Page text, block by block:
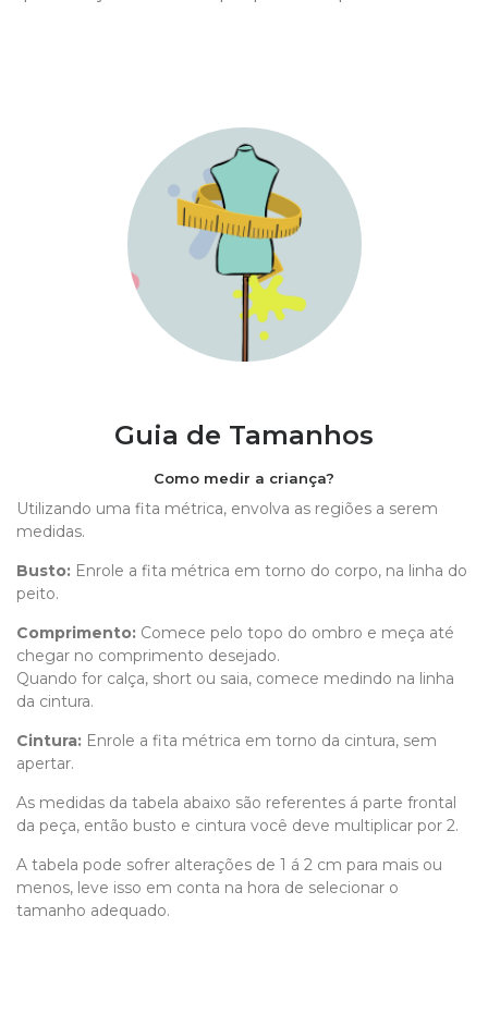
Guia de Tamanhos
Como medir a criança?
Utilizando uma fita métrica, envolva as regiões a serem
medidas.
Busto: Enrole a fita métrica em torno do corpo, na linha do
peito.
Comprimento: Comece pelo topo do ombro e meça até
chegar no comprimento desejado.
Quando for calça, short ou saia, comece medindo na linha
da cintura.
Cintura: Enrole a fita métrica em torno da cintura, sem
apertar.
As medidas da tabela abaixo são referentes á parte frontal
da peça, então busto e cintura você deve multiplicar por 2.
A tabela pode sofrer alterações de 1 á 2 cm para mais ou
menos, leve isso em conta na hora de selecionar o
tamanho adequado.